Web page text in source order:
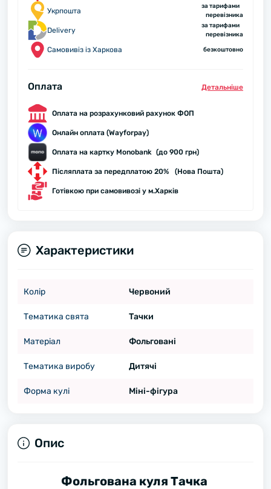
Укрпошта
за тарифами
перевізника
Delivery
за тарифами
перевізника
Самовивіз із Харкова безкоштовно
Оплата Детальнiше
Оплата на розрахунковий рахунок ФОП
Онлайн оплата (Wayforpay)
Оплата на картку Monobank (до 900 грн)
Післяплата за передплатою 20% (Нова Пошта)
Готівкою при самовивозі у м.Харків
Характеристики
Колір Червоний
Тематика свята Тачки
Матеріал Фольговані
Тематика виробу Дитячі
Форма кулі Міні-фігура
Опис
Фольгована куля Тачка